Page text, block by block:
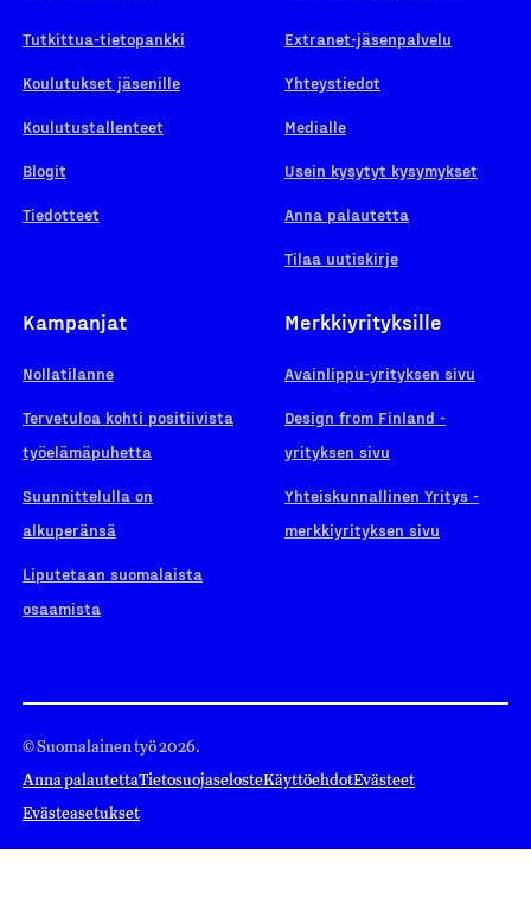
Tutkittua-tietopankki
Koulutukset jäsenille
Koulutustallenteet
Blogit
Tiedotteet
Extranet-jäsenpalvelu
Yhteystiedot
Medialle
Usein kysytyt kysymykset
Anna palautetta
Tilaa uutiskirje
Kampanjat
Nollatilanne
Tervetuloa kohti positiivista
työelämäpuhetta
Suunnittelulla on
alkuperänsä
Liputetaan suomalaista
osaamista
Merkkiyrityksille
Avainlippu-yrityksen sivu
Design from Finland -
yrityksen sivu
Yhteiskunnallinen Yritys -
merkkiyrityksen sivu
© Suomalainen työ 2026.
Anna palautettaTietosuojaselosteKäyttöehdotEvästeet
Evästeasetukset